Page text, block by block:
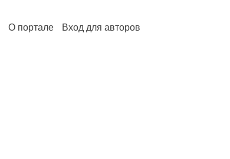
О портале Вход для авторов